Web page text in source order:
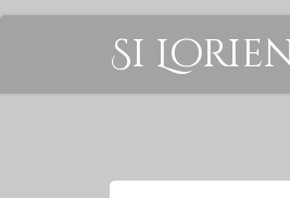
Si